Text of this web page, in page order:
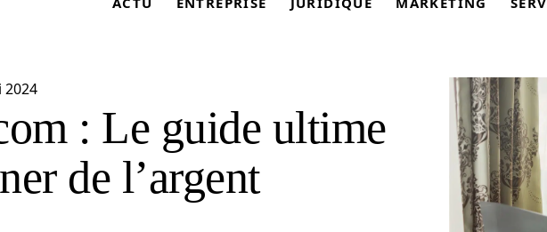
2024
: Le guide ultime
de l’argent